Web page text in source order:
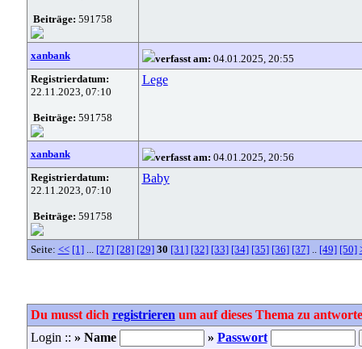
Beiträge: 591758
xanbank verfasst am: 04.01.2025, 20:55
Registrierdatum:
22.11.2023, 07:10
Beiträge: 591758
Lege
xanbank verfasst am: 04.01.2025, 20:56
Registrierdatum:
22.11.2023, 07:10
Beiträge: 591758
Baby
Seite: << [1]... [27] [28] [29] 30 [31] [32] [33] [34] [35] [36] [37].. [49] [50]
Du musst dich registrieren um auf dieses Thema zu
Login :: » Name » Passwort